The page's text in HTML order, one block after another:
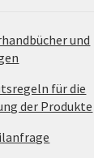
und
für die
der Produkte